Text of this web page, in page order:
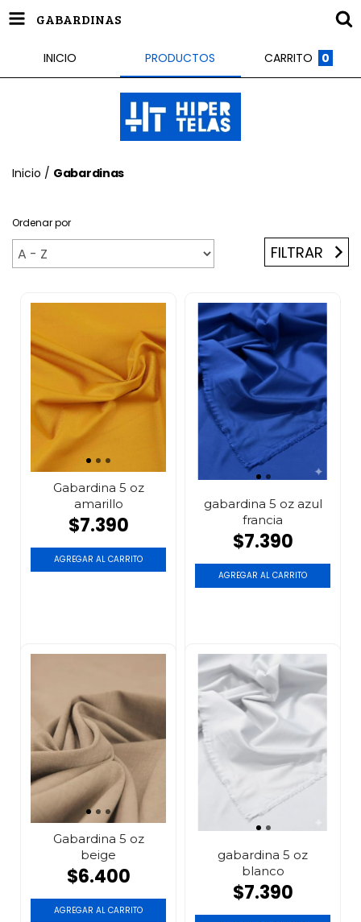
GABARDINAS
INICIO PRODUCTOS CARRITO 0
Inicio / Gabardinas
Ordenar por
FILTRAR
Gabardina 5 oz
amarillo
$7.390
AGREGAR AL CARRITO
gabardina 5 oz azul
francia
$7.390
Gabardina 5 oz
beige
$6.400
AGREGAR AL CARRITO
gabardina 5 oz
blanco
$7.390